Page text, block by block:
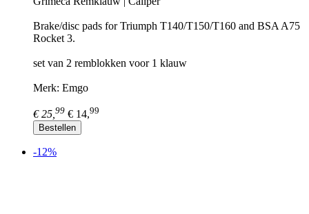
Brake/disc pads for Triumph T140/T150/T160 and BSA A75
Rocket 3.
set van 2 remblokken voor 1 klauw
Merk: Emgo
€ 25, 99 € 14,99
Bestellen
-12%